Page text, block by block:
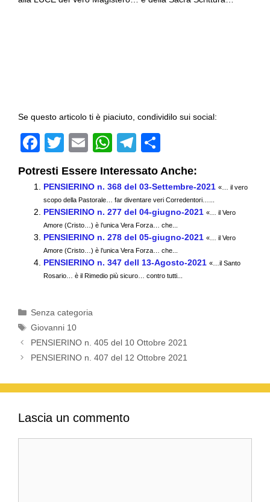
Se questo articolo ti è piaciuto, condividilo sui social:
F
c
e
b
o
o
k
T
wi
tt
er
E
m
ail
W
at
s
A
p
p
T
el
e
gr
a
m
o
n
di
vi
di
Potresti Essere Interessato Anche:
PENSIERINO n. 368 del 03-Settembre-2021 «… il vero
scopo della Pastorale… far diventare veri Corredentori…...
PENSIERINO n. 277 del 04-giugno-2021 «… il Vero
Amore (Cristo…) è l’unica Vera Forza… che...
PENSIERINO n. 278 del 05-giugno-2021 «… il Vero
Amore (Cristo…) è l’unica Vera Forza… che...
PENSIERINO n. 347 dell 13-Agosto-2021 «…il Santo
Rosario… è il Rimedio più sicuro… contro tutti...
Categorie
Senza categoria
Tag
Giovanni 10
PENSIERINO n. 405 del 10 Ottobre 2021
PENSIERINO n. 407 del 12 Ottobre 2021
Lascia un commento